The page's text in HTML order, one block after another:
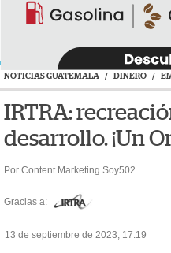
NOTICIAS GUATEMALA / DINERO /
IRTRA:
desarrollo. ¡Un
Por Content Marketing Soy502
Gracias a:
13 de septiembre de 2023, 17:19